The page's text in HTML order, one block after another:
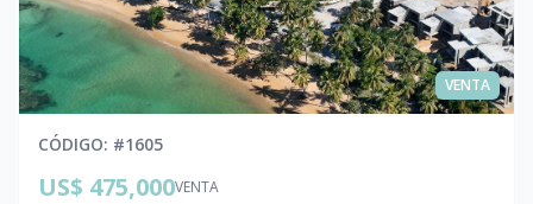
VENTA
CÓDIGO: #1605
VENTA
US$ 475,000